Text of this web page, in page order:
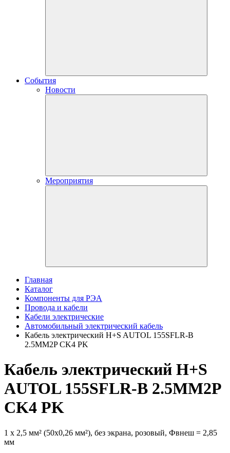
События
Новости
Мероприятия
Главная
Каталог
Компоненты для РЭА
Провода и кабели
Кабели электрические
Автомобильный электрический кабель
Кабель электрический H+S AUTOL 155SFLR-B
2.5MM2P CK4 PK
Кабель электрический H+S
AUTOL 155SFLR-B 2.5MM2P
CK4 PK
1 х 2,5 мм² (50x0,26 мм²), без экрана, розовый, Фвнеш = 2,85
мм